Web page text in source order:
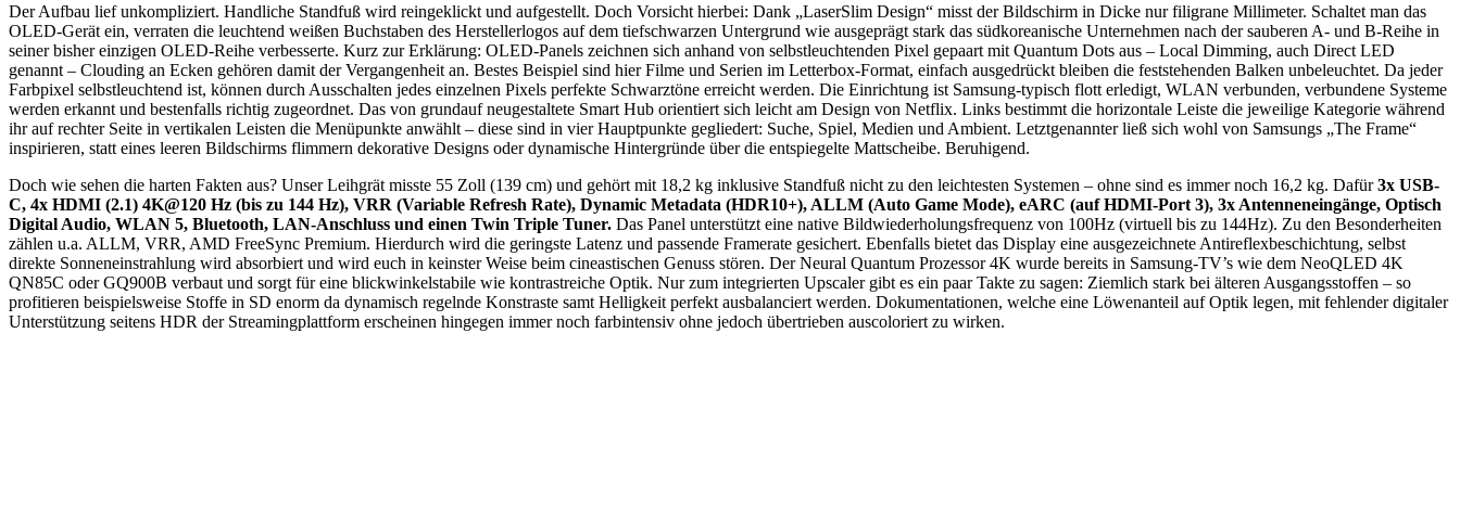
Der Aufbau lief unkompliziert. Handliche Standfuß wird reingeklickt und aufgestellt. Doch Vorsicht hierbei: Dank „LaserSlim Design“ misst der Bildschirm in Dicke nur filigrane Millimeter. Schaltet man das
OLED-Gerät ein, verraten die leuchtend weißen Buchstaben des Herstellerlogos auf dem tiefschwarzen Untergrund wie ausgeprägt stark das südkoreanische Unternehmen nach der sauberen A- und B-Reihe in
seiner bisher einzigen OLED-Reihe verbesserte. Kurz zur Erklärung: OLED-Panels zeichnen sich anhand von selbstleuchtenden Pixel gepaart mit Quantum Dots aus – Local Dimming, auch Direct LED
genannt – Clouding an Ecken gehören damit der Vergangenheit an. Bestes Beispiel sind hier Filme und Serien im Letterbox-Format, einfach ausgedrückt bleiben die feststehenden Balken unbeleuchtet. Da jeder
Farbpixel selbstleuchtend ist, können durch Ausschalten jedes einzelnen Pixels perfekte Schwarztöne erreicht werden. Die Einrichtung ist Samsung-typisch flott erledigt, WLAN verbunden, verbundene Systeme
werden erkannt und bestenfalls richtig zugeordnet. Das von grundauf neugestaltete Smart Hub orientiert sich leicht am Design von Netflix. Links bestimmt die horizontale Leiste die jeweilige Kategorie während
ihr auf rechter Seite in vertikalen Leisten die Menüpunkte anwählt – diese sind in vier Hauptpunkte gegliedert: Suche, Spiel, Medien und Ambient. Letztgenannter ließ sich wohl von Samsungs „The Frame“
inspirieren, statt eines leeren Bildschirms flimmern dekorative Designs oder dynamische Hintergründe über die entspiegelte Mattscheibe. Beruhigend.
Doch wie sehen die harten Fakten aus? Unser Leihgrät misste 55 Zoll (139 cm) und gehört mit 18,2 kg inklusive Standfuß nicht zu den leichtesten Systemen – ohne sind es immer noch 16,2 kg. Dafür3x USB-
C, 4x HDMI (2.1) 4K@120 Hz (bis zu 144 Hz), VRR (Variable Refresh Rate), Dynamic Metadata (HDR10+), ALLM (Auto Game Mode), eARC (auf HDMI-Port 3), 3x Antenneneingänge, Optisch
Digital Audio, WLAN 5, Bluetooth, LAN-Anschluss und einen Twin Triple Tuner. Das Panel unterstützt eine native Bildwiederholungsfrequenz von 100Hz (virtuell bis zu 144Hz). Zu den Besonderheiten
zählen u.a. ALLM, VRR, AMD FreeSync Premium. Hierdurch wird die geringste Latenz und passende Framerate gesichert. Ebenfalls bietet das Display eine ausgezeichnete Antireflexbeschichtung, selbst
direkte Sonneneinstrahlung wird absorbiert und wird euch in keinster Weise beim cineastischen Genuss stören. Der Neural Quantum Prozessor 4K wurde bereits in Samsung-TV’s wie dem NeoQLED 4K
QN85C oder GQ900B verbaut und sorgt für eine blickwinkelstabile wie kontrastreiche Optik. Nur zum integrierten Upscaler gibt es ein paar Takte zu sagen: Ziemlich stark bei älteren Ausgangsstoffen – so
profitieren beispielsweise Stoffe in SD enorm da dynamisch regelnde Konstraste samt Helligkeit perfekt ausbalanciert werden. Dokumentationen, welche eine Löwenanteil auf Optik legen, mit fehlender digitaler
Unterstützung seitens HDR der Streamingplattform erscheinen hingegen immer noch farbintensiv ohne jedoch übertrieben auscoloriert zu wirken.